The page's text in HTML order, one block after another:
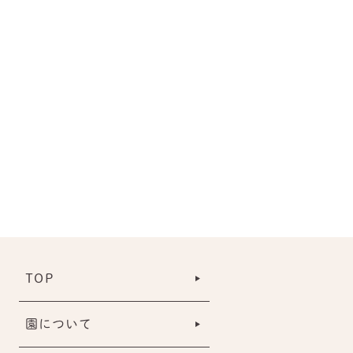
TOP
園について